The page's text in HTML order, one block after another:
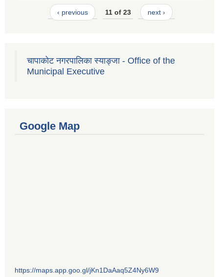
‹ previous 11 of 23 next ›
चापाकोट नगरपालिका स्याङ्जा - Office of the
Municipal Executive
Google Map
https://maps.app.goo.gl/jKn1DaAaq5Z4Ny6W9